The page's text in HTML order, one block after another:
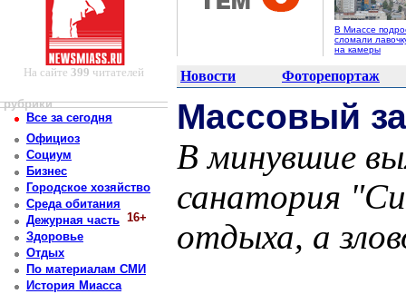
В Миассе
сломали
на камеры
На сайте 399 читателей Новости Фоторепортаж
рубрики
Все за сегодня
Официоз
Социум
Бизнес
Городское хозяйство
Среда обитания
Дежурная часть 16+
Здоровье
Отдых
По материалам СМИ
История Миасса
Массовый
В минувшие
санатория
отдыха, а